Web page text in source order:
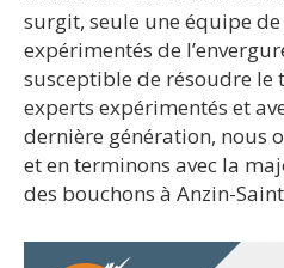
surgit, seule une équipe
expérimentés de
susceptible de résoudre le
experts expérimentés et
dernière génération, nous
et en terminons avec la
des bouchons à Anzin-